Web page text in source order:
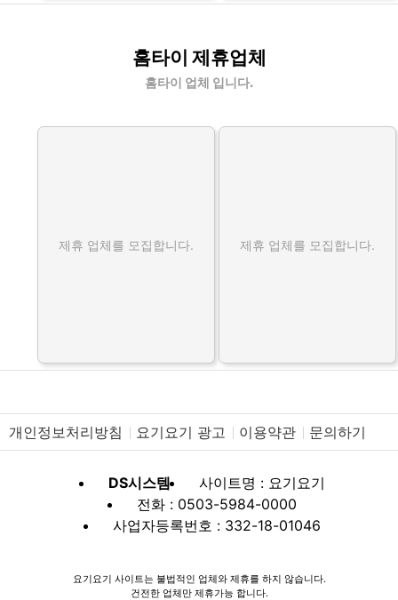
홈타이 제휴업체
홈타이 업체 입니다.
제휴 업체를 모집합니다. 제휴 업체를 모집합니다.
개인정보처리방침 요기요기 광고 이용약관 문의하기
DS시스템
사이트명 : 요기요기
전화 : 0503-5984-0000
사업자등록번호 : 332-18-01046
요기요기 사이트는 불법적인 업체와 제휴를 하지 않습니다.
건전한 업체만 제휴가능 합니다.